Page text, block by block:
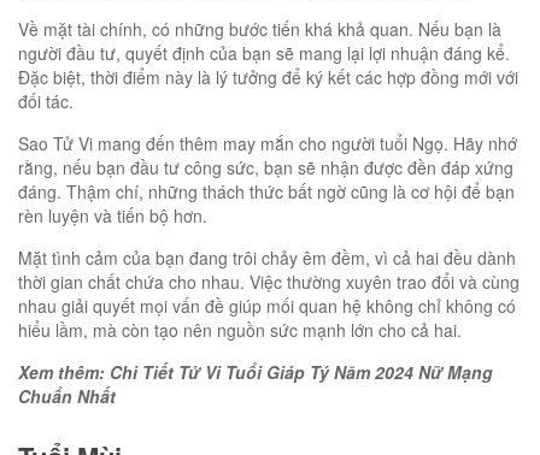
Về mặt tài chính, có những bước tiến khá khả quan. Nếu bạn là
người đầu tư, quyết định của bạn sẽ mang lại lợi nhuận đáng kể.
Đặc biệt, thời điểm này là lý tưởng để ký kết các hợp đồng mới với
đối tác.
Sao Tử Vi mang đến thêm may mắn cho người tuổi Ngọ. Hãy nhớ
rằng, nếu bạn đầu tư công sức, bạn sẽ nhận được đền đáp xứng
đáng. Thậm chí, những thách thức bất ngờ cũng là cơ hội để bạn
rèn luyện và tiến bộ hơn.
Mặt tình cảm của bạn đang trôi chảy êm đềm, vì cả hai đều dành
thời gian chất chứa cho nhau. Việc thường xuyên trao đổi và cùng
nhau giải quyết mọi vấn đề giúp mối quan hệ không chỉ không có
hiểu lầm, mà còn tạo nên nguồn sức mạnh lớn cho cả hai.
Xem thêm: Chi Tiết Tử Vi Tuổi Giáp Tý Năm 2024 Nữ Mạng
Chuẩn Nhất